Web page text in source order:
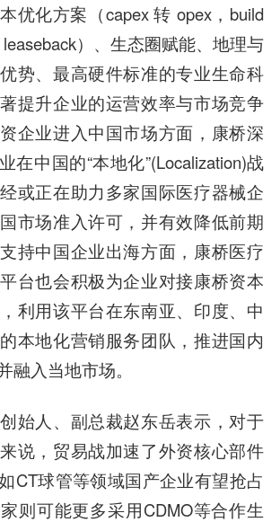
优化方案（capex 转 opex，build
）、生态圈赋能、地理与
势、最高硬件标准的专业生命科
提升企业的运营效率与市场竞争
企业进入中国市场方面，康桥深
在中国的“本地化”(Localization)战
或正在助力多家国际医疗器械企
市场准入许可，并有效降低前期
持中国企业出海方面，康桥医疗
台也会积极为企业对接康桥资本
利用该平台在东南亚、印度、中
本地化营销服务团队，推进国内
融入当地市场。
始人、副总裁赵东岳表示，对于
说，贸易战加速了外资核心部件
CT球管等领域国产企业有望抢占
则可能更多采用CDMO等合作生